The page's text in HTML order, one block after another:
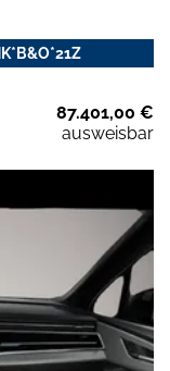
87.401,00 €
ausweisbar